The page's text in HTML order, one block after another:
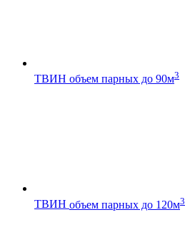
ТВИН объем парных до 90м3
ТВИН объем парных до 120м3